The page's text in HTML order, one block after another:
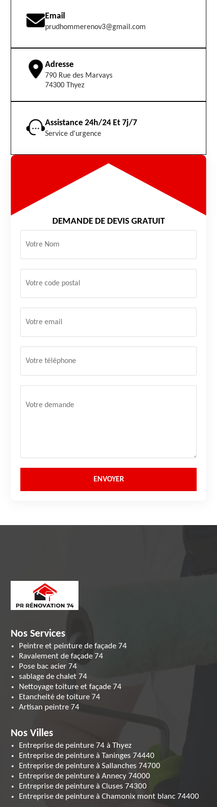
Email
prudhommerenov3@gmail.com
Adresse
790 Rue des Marvays
74300 Thyez
Assistance 24h/24 Et 7j/7
Service d'urgence
DEMANDE DE DEVIS GRATUIT
Nos Services
Peintre et peinture de façade 74
Ravalement de façade 74
Pose bac acier 74
sablage de chalet 74
Nettoyage toiture et façade 74
Etancheité de toiture 74
Artisan peintre 74
Nos Villes
Entreprise de peinture 74 à Thyez
Entreprise de peinture à Taninges 74440
Entreprise de peinture à Sallanches 74700
Entreprise de peinture à Annecy 74000
Entreprise de peinture à Cluses 74300
Entreprise de peinture à Chamonix mont blanc 74400